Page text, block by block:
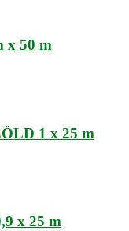
x 50 m
1 x 25 m
x 25 m